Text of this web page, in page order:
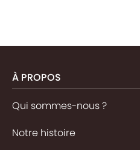
À PROPOS
Qui sommes-nous ?
Notre histoire